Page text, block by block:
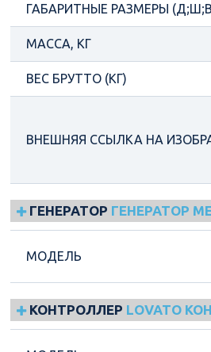
ГАБАРИТНЫЕ РАЗМЕРЫ
МАССА, КГ
ВЕС БРУТТО (КГ)
ВНЕШНЯЯ ССЫЛКА НА
ГЕНЕРАТОР ГЕНЕРАТОР
МОДЕЛЬ
КОНТРОЛЛЕР LOVATO